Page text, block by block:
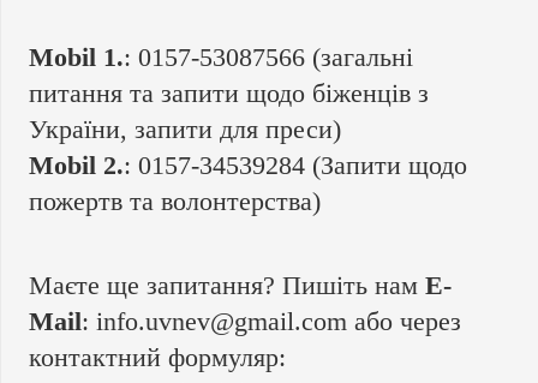
Mobil 1.: 0157-53087566 (загальні
питання та запити щодо біженців з
України, запити для преси)
Mobil 2.: 0157-34539284 (Запити щодо
пожертв та волонтерства)
Маєте ще запитання? Пишіть нам E-
Mail: info.uvnev@gmail.com або через
контактний формуляр: